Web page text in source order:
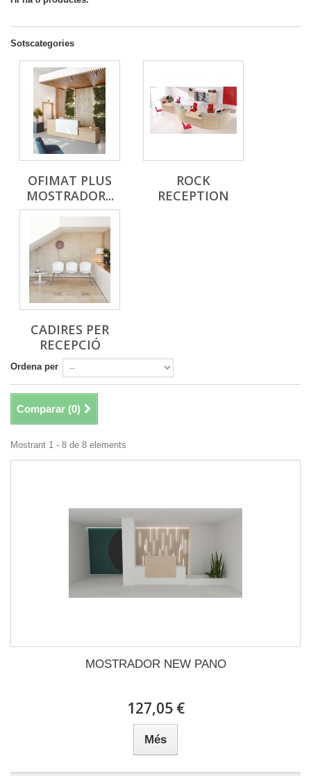
Sotscategories
OFIMAT PLUS
MOSTRADOR...
ROCK
RECEPTION
CADIRES PER
RECEPCIÓ
Ordena per
Comparar (0)
Mostrant 1 - 8 de 8 elements
MOSTRADOR NEW PANO
127,05 €
Més